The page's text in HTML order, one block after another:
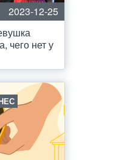
2023-12-25
чего нет у